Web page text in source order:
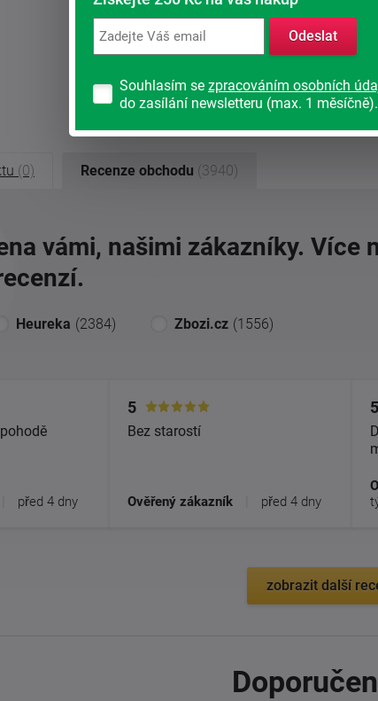
(0) Recenze obchodu (3940)
vámi, našimi zákazníky. Více
Heureka (2384) Zbozi.cz (1556)
před 4 dny
5
Bez starostí
Ověřený zákazník před 4 dny
5
zobrazit další
Odeslat
Souhlasím se zpracováním osobních
do zasílání newsletteru (max. 1 měsíčně).